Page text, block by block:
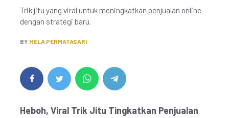
Trik jitu yang viral untuk meningkatkan penjualan online
dengan strategi baru.
BY MELA PERMATASARI
Heboh, Viral Trik Jitu Tingkatkan Penjualan